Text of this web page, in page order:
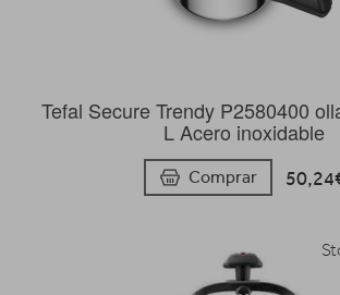
Tefal Secure Trendy P2580400
L Acero inoxidable
Comprar